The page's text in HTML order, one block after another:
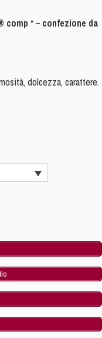
comp * – confezione da
dolcezza, carattere.